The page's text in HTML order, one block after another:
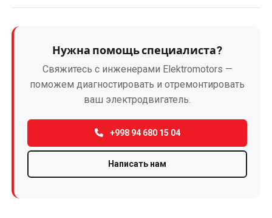
Нужна помощь специалиста?
Свяжитесь с инженерами Elektromotors —
поможем диагностировать и отремонтировать
ваш электродвигатель.
+998 94 680 15 04
Написать нам